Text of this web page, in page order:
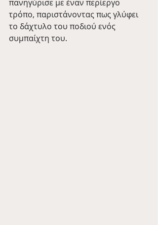
πανηγύρισε με έναν περίεργο
τρόπο, παριστάνοντας πως γλύφει
το δάχτυλο του ποδιού ενός
συμπαίχτη του.